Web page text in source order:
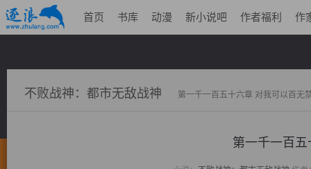
首页 书库 动漫 新小说吧 作者福利 作
不败战神：都市无敌战神 第一千一百五十六章 对我可以百无
第一千一百